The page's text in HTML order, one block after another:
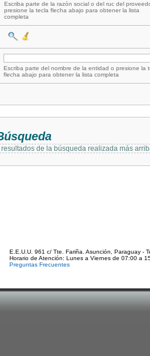
Escriba parte de la razón social o del ruc del
presione la tecla flecha abajo para obtener la lista
completa
Escriba parte del nombre de la entidad o presione la
flecha abajo para obtener la lista completa
de la búsqueda realizada más
E.E.U.U. 961 c/ Tte. Fariña. Asunción, Paraguay -
Horario de Atención: Lunes a Viernes de 07:00 a
Preguntas Frecuentes